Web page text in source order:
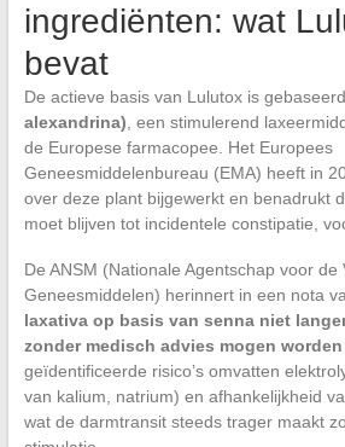
ingrediënten: wat
bevat
De actieve basis van Lulutox is
alexandrina) , een stimulerend
de Europese farmacopee. Het Europees
Geneesmiddelenbureau (EMA) heeft in
over deze plant bijgewerkt en benadrukt
moet blijven tot incidentele constipatie,
De ANSM (Nationale Agentschap voor de
Geneesmiddelen) herinnert in een nota
laxativa op basis van senna niet
zonder medisch advies mogen
geïdentificeerde risico’s omvatten
van kalium, natrium) en afhankelijkheid
wat de darmtransit steeds trager maakt